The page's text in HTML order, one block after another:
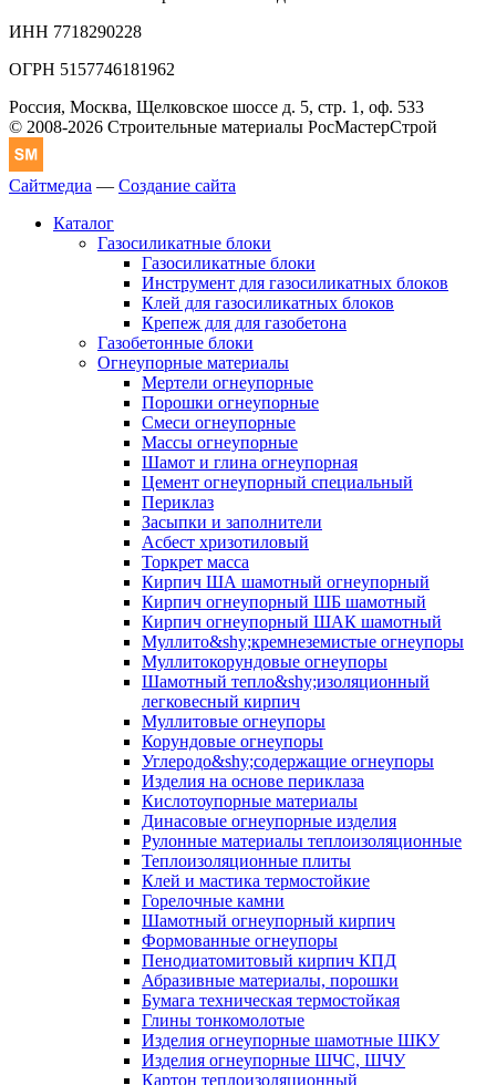
ИНН 7718290228
ОГРН 5157746181962
Россия, Москва, Щелковское шоссе д. 5, стр. 1, оф. 533
© 2008-2026 Строительные материалы РосМастерСтрой
Сайтмедиа — Создание сайта
Каталог
Газосиликатные блоки
Газосиликатные блоки
Инструмент для газосиликатных блоков
Клей для газосиликатных блоков
Крепеж для для газобетона
Газобетонные блоки
Огнеупорные материалы
Мертели огнеупорные
Порошки огнеупорные
Смеси огнеупорные
Массы огнеупорные
Шамот и глина огнеупорная
Цемент огнеупорный специальный
Периклаз
Засыпки и заполнители
Асбест хризотиловый
Торкрет масса
Кирпич ША шамотный огнеупорный
Кирпич огнеупорный ШБ шамотный
Кирпич огнеупорный ШАК шамотный
Муллито&shy;­кремнеземистые огнеупоры
Муллито­корундовые огнеупоры
Шамотный тепло&shy;изоляционный
легковесный кирпич
Муллитовые огнеупоры
Корундовые огнеупоры
Углеродо&shy;содержащие огнеупоры
Изделия на основе периклаза
Кислотоупорные материалы
Динасовые огнеупорные изделия
Рулонные материалы теплоизоляционные
Тепло­изоляционные плиты
Клей и мастика термостойкие
Горелочные камни
Шамотный огнеупорный кирпич
Формованные огнеупоры
Пенодиатомитовый кирпич КПД
Абразивные материалы, порошки
Бумага техническая термостойкая
Глины тонкомолотые
Изделия огнеупорные шамотные ШКУ
Изделия огнеупорные ШЧС, ШЧУ
Картон теплоизоляционный